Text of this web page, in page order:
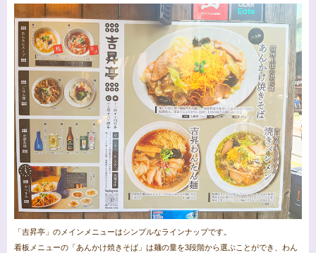
「吉昇亭」のメインメニューはシンプルなラインナップです。
看板メニューの「あんかけ焼きそば」は麺の量を3段階から選ぶことができ、わん